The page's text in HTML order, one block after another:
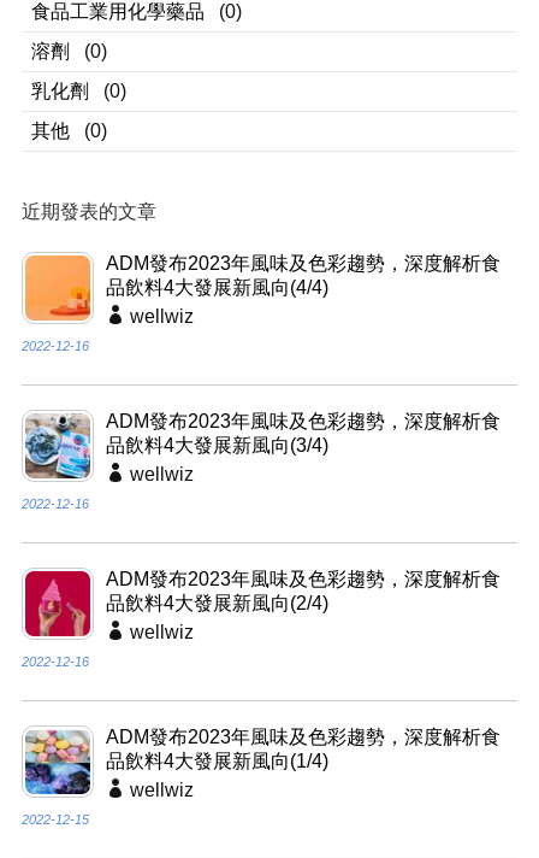
食品工業用化學藥品
(0)
溶劑
(0)
乳化劑
(0)
其他
(0)
近期發表的文章
ADM發布2023年風味及色彩趨勢，深度解析食
品飲料4大發展新風向(4/4)
wellwiz
2022-12-16
ADM發布2023年風味及色彩趨勢，深度解析食
品飲料4大發展新風向(3/4)
wellwiz
2022-12-16
ADM發布2023年風味及色彩趨勢，深度解析食
品飲料4大發展新風向(2/4)
wellwiz
2022-12-16
ADM發布2023年風味及色彩趨勢，深度解析食
品飲料4大發展新風向(1/4)
wellwiz
2022-12-15